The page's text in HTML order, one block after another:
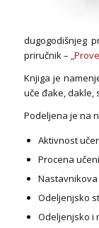
dugogodišnjeg
priručnik –
Knjiga je
uče đake, dakle,
Podeljena je na
Aktivnost
Procena
Odeljenjsko
Odeljenjsko i